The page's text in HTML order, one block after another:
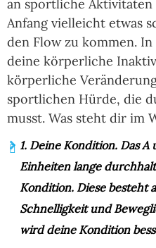
an sportliche Aktivitäten
Anfang vielleicht etwas
den Flow zu kommen.
deine körperliche
körperliche
sportlichen Hürde, die
musst. Was steht dir im
1. Deine Kondition. Das A
Einheiten lange
Kondition. Diese besteht
Schnelligkeit und
wird deine Kondition